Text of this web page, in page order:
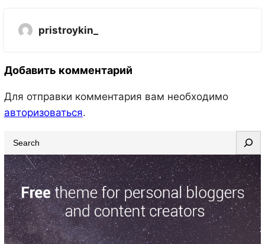
pristroykin_
Добавить комментарий
Для отправки комментария вам необходимо
авторизоваться.
e
a
r
c
h